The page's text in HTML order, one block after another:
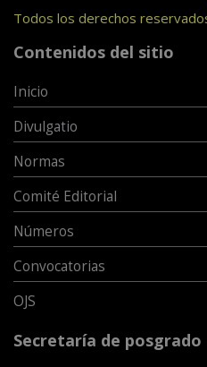
Todos los derechos
Contenidos del sitio
Inicio
Divulgatio
Normas
Comité Editorial
Números
Convocatorias
OJS
Secretaría de posgrado